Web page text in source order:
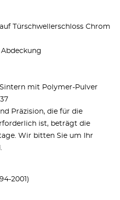
Türschwellerschloss Chrom
mit Polymer-Pulver
Präzision, die für die
ist, beträgt die
Wir bitten Sie um Ihr
2001)